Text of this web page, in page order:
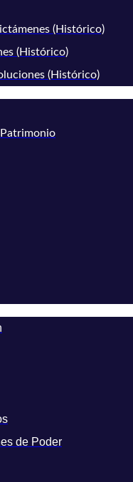
(Histórico)
(Histórico)
(Histórico)
de Poder